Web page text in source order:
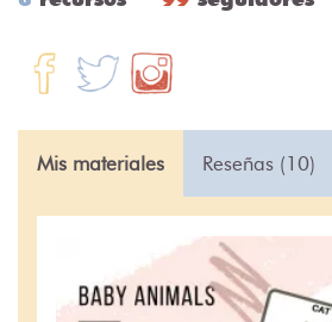
Mis materiales Reseñas (10)